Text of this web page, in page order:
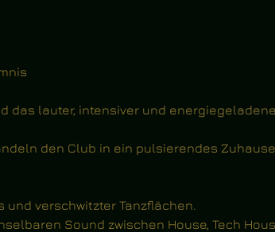
das lauter, intensiver und
den Club in ein pulsierendes
verschwitzter Tanzflächen.
Sound zwischen House, Tech